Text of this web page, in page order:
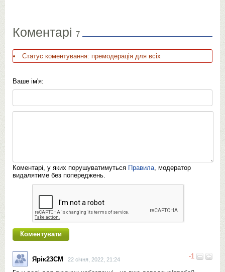
Коментарі 7
Статус коментування: премодерація для всіх
Ваше ім'я:
Коментарі, у яких порушуватимуться Правила, модератор
видалятиме без попереджень.
-1
Ярік23СМ 22 січня, 2022, 21:24